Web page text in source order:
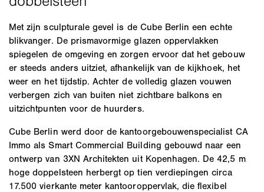
Met zijn sculpturale gevel is de Cube Berlin een echte
blikvanger. De prismavormige glazen oppervlakken
spiegelen de omgeving en zorgen ervoor dat het gebouw
er steeds anders uitziet, afhankelijk van de kijkhoek, het
weer en het tijdstip. Achter de volledig glazen vouwen
verbergen zich van buiten niet zichtbare balkons en
uitzichtpunten voor de huurders.
Cube Berlin werd door de kantoorgebouwenspecialist CA
Immo als Smart Commercial Building gebouwd naar een
ontwerp van 3XN Architekten uit Kopenhagen. De 42,5 m
hoge doppelsteen herbergt op tien verdiepingen circa
17.500 vierkante meter kantooroppervlak, die flexibel